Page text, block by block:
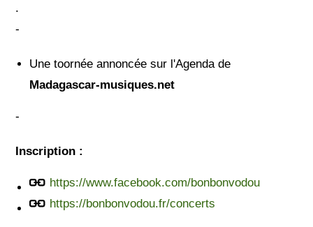
.
-
Une toornée annoncée sur l'Agenda de
Madagascar-musiques.net
-
Inscription :
https://www.facebook.com/bonbonvodou
https://bonbonvodou.fr/concerts